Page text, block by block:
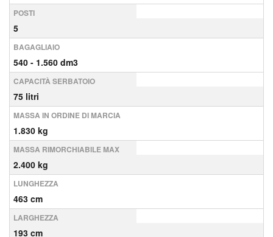
POSTI
5
BAGAGLIAIO
540 - 1.560 dm3
CAPACITÀ SERBATOIO
75 litri
MASSA IN ORDINE DI MARCIA
1.830 kg
MASSA RIMORCHIABILE MAX
2.400 kg
LUNGHEZZA
463 cm
LARGHEZZA
193 cm